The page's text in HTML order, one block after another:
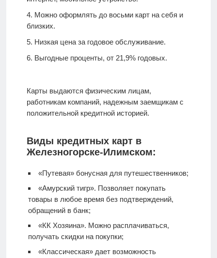
Можно оформлять до восьми карт на себя и
близких.
Низкая цена за годовое обслуживание.
Выгодные проценты, от 21,9% годовых.
Карты выдаются физическим лицам,
работникам компаний, надежным заемщикам с
положительной кредитной историей.
Виды кредитных карт в
Железногорске-Илимском:
«Путевая» бонусная для путешественников;
«Амурский тигр». Позволяет покупать
товары в любое время без подтверждений,
обращений в банк;
«КК Хозяина». Можно расплачиваться,
получать скидки на покупки;
«Классическая» дает возможность